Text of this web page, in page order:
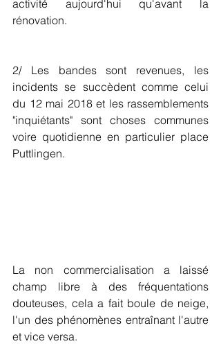
activité aujourd'hui qu'avant la
rénovation.
2/ Les bandes sont revenues, les
incidents se succèdent comme celui
du 12 mai 2018 et les rassemblements
"inquiétants" sont choses communes
voire quotidienne en particulier place
Puttlingen.
La non commercialisation a laissé
champ libre à des fréquentations
douteuses, cela a fait boule de neige,
l'un des phénomènes entraînant l'autre
et vice versa.